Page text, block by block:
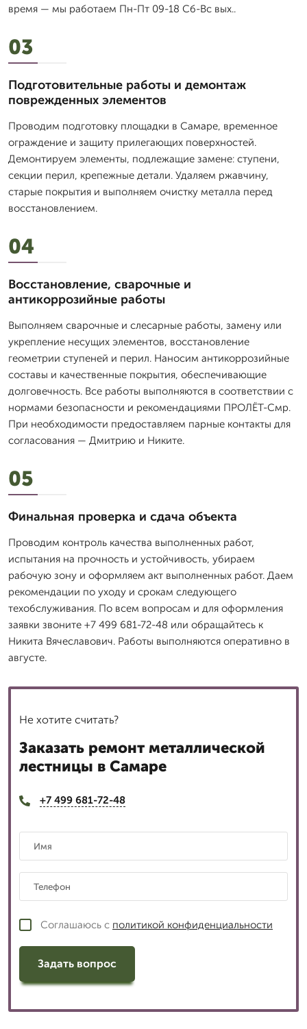
время — мы работаем Пн-Пт 09-18 Сб-Вс вых..
03
Подготовительные работы и демонтаж
поврежденных элементов
Проводим подготовку площадки в Самаре, временное
ограждение и защиту прилегающих поверхностей.
Демонтируем элементы, подлежащие замене: ступени,
секции перил, крепежные детали. Удаляем ржавчину,
старые покрытия и выполняем очистку металла перед
восстановлением.
04
Восстановление, сварочные и
антикоррозийные работы
Выполняем сварочные и слесарные работы, замену или
укрепление несущих элементов, восстановление
геометрии ступеней и перил. Наносим антикоррозийные
составы и качественные покрытия, обеспечивающие
долговечность. Все работы выполняются в соответствии с
нормами безопасности и рекомендациями ПРОЛЁТ-Смр.
При необходимости предоставляем парные контакты для
согласования — Дмитрию и Никите.
05
Финальная проверка и сдача объекта
Проводим контроль качества выполненных работ,
испытания на прочность и устойчивость, убираем
рабочую зону и оформляем акт выполненных работ. Даем
рекомендации по уходу и срокам следующего
техобслуживания. По всем вопросам и для оформления
заявки звоните +7 499 681-72-48 или обращайтесь к
Никита Вячеславович. Работы выполняются оперативно в
августе.
Не хотите считать?
Заказать ремонт металлической
лестницы в Самаре
+7 499 681-72-48
Соглашаюсь с политикой конфиденциальности
Задать вопрос